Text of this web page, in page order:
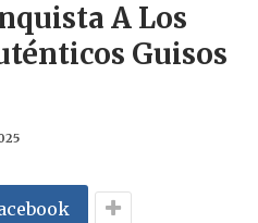
A Los
Guisos